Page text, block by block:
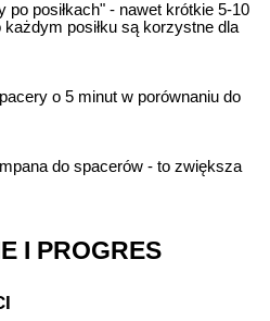
po posiłkach" - nawet krótkie 5-10
posiłku są korzystne dla
o 5 minut w porównaniu do
do spacerów - to zwiększa
I PROGRES